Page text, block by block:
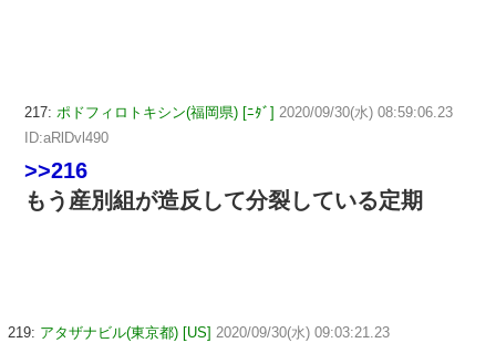
217: ポドフィロトキシン(福岡県) [ﾆﾀﾞ] 2020/09/30(水) 08:59:06.23
ID:aRlDvl490
>>216
もう産別組が造反して分裂している定期
219: アタザナビル(東京都) [US] 2020/09/30(水) 09:03:21.23